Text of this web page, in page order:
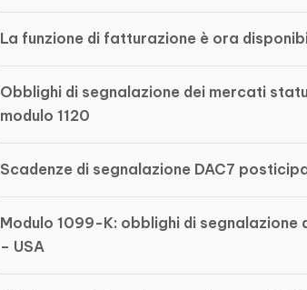
La funzione di fatturazione è ora
Obblighi di segnalazione dei mercati
modulo 1120
Scadenze di segnalazione DAC7
Modulo 1099-K: obblighi di segnalazione
– USA